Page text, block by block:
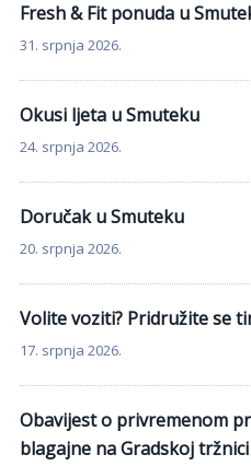
Fresh & Fit ponuda u
31. srpnja 2026.
Okusi ljeta u Smuteku
24. srpnja 2026.
Doručak u Smuteku
20. srpnja 2026.
Volite voziti? Pridružite se
17. srpnja 2026.
Obavijest o privremenom
blagajne na Gradskoj tržnici